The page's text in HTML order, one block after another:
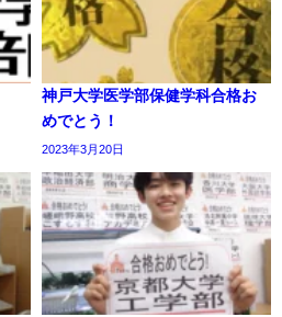
神戸大学医学部保健学科合格お
めでとう！
2023年3月20日